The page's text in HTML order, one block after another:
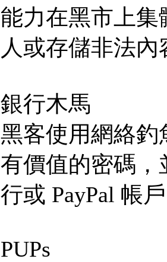
能力在黑市上
人或存儲非法內
銀行木馬
黑客使用網絡
有價值的密碼
行或 PayPal 帳
PUPs